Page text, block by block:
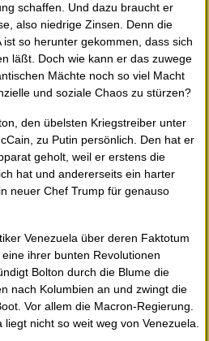
schaffen. Und dazu braucht er
also niedrige Zinsen. Denn die
so herunter gekommen, dass sich
läßt. Doch wie kann er das zuwege
Mächte noch so viel Macht
und soziale Chaos zu stürzen?
den übelsten Kriegstreiber unter
zu Putin persönlich. Den hat er
geholt, weil er erstens die
hat und andererseits ein harter
neuer Chef Trump für genauso
Venezuela über deren Faktotum
ihrer bunten Revolutionen
Bolton durch die Blume die
nach Kolumbien an und zwingt die
Vor allem die Macron-Regierung.
nicht so weit weg von Venezuela.